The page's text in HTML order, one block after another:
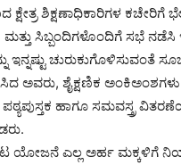
ಶಿಕ್ಷಣಾಧಿಕಾರಿಗಳ ಕಚೇರಿಗೆ
ಮತ್ತು ಸಿಬ್ಬಂದಿಗಳೊಂದಿಗೆ ಸಭೆ
ಇನ್ನಷ್ಟು ಚುರುಕುಗೊಳಿಸುವಂತೆ
ಅವರು, ಶೈಕ್ಷಣಿಕ
ಹಾಗೂ ಸಮವಸ್ತ್ರ
ಯೋಜನೆ ಎಲ್ಲ ಅರ್ಹ ಮಕ್ಕಳಿಗೆ